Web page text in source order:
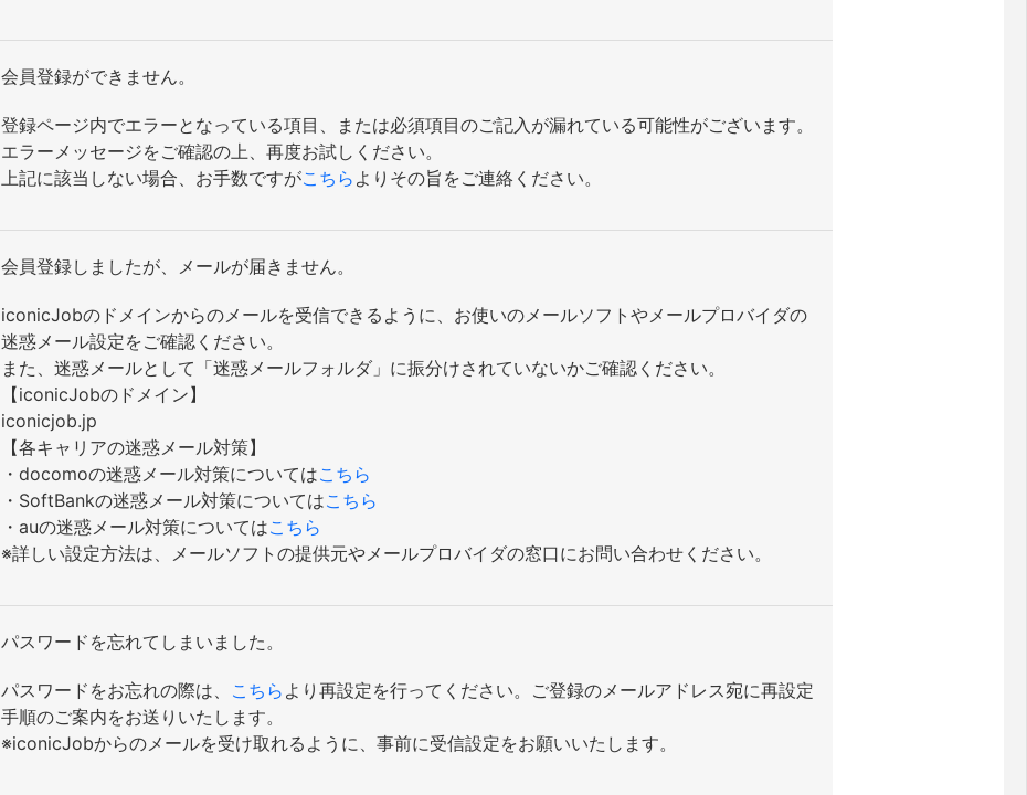
会員登録ができません。
登録ページ内でエラーとなっている項目、または必須項目のご記入が漏れている可能性がございます。
エラーメッセージをご確認の上、再度お試しください。
上記に該当しない場合、お手数ですがこちら よりその旨をご連絡ください。
会員登録しましたが、メールが届きません。
iconicJobのドメインからのメールを受信できるように、お使いのメールソフトやメールプロバイダの
迷惑メール設定をご確認ください。
また、迷惑メールとして「迷惑メールフォルダ」に振分けされていないかご確認ください。
【iconicJobのドメイン】
iconicjob.jp
【各キャリアの迷惑メール対策】
・docomoの迷惑メール対策についてはこちら
・SoftBankの迷惑メール対策についてはこちら
・auの迷惑メール対策についてはこちら
※詳しい設定方法は、メールソフトの提供元やメールプロバイダの窓口にお問い合わせください。
パスワードを忘れてしまいました。
パスワードをお忘れの際は、 こちら より再設定を行ってください。ご登録のメールアドレス宛に再設定
手順のご案内をお送りいたします。
※iconicJobからのメールを受け取れるように、事前に受信設定をお願いいたします。